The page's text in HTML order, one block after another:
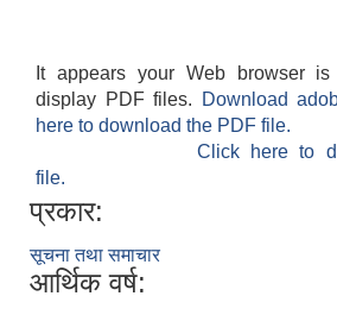
It appears your Web browser
display PDF files.
Download
here to download the PDF file.
Click here to
file.
प्रकार:
सूचना तथा समाचार
आर्थिक वर्ष: